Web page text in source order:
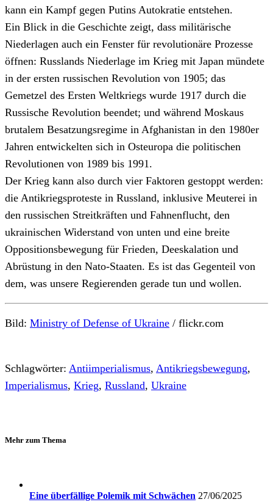
kann ein Kampf gegen Putins Autokratie entstehen.
Ein Blick in die Geschichte zeigt, dass militärische
Niederlagen auch ein Fenster für revolutionäre Prozesse
öffnen: Russlands Niederlage im Krieg mit Japan mündete
in der ersten russischen Revolution von 1905; das
Gemetzel des Ersten Weltkriegs wurde 1917 durch die
Russische Revolution beendet; und während Moskaus
brutalem Besatzungsregime in Afghanistan in den 1980er
Jahren entwickelten sich in Osteuropa die politischen
Revolutionen von 1989 bis 1991.
Der Krieg kann also durch vier Faktoren gestoppt werden:
die Antikriegsproteste in Russland, inklusive Meuterei in
den russischen Streitkräften und Fahnenflucht, den
ukrainischen Widerstand von unten und eine breite
Oppositionsbewegung für Frieden, Deeskalation und
Abrüstung in den Nato-Staaten. Es ist das Gegenteil von
dem, was unsere Regierenden gerade tun und wollen.
Bild: Ministry of Defense of Ukraine / flickr.com
Schlagwörter: Antiimperialismus, Antikriegsbewegung,
Imperialismus, Krieg, Russland, Ukraine
Mehr zum Thema
Eine überfällige Polemik mit Schwächen 27/06/2025